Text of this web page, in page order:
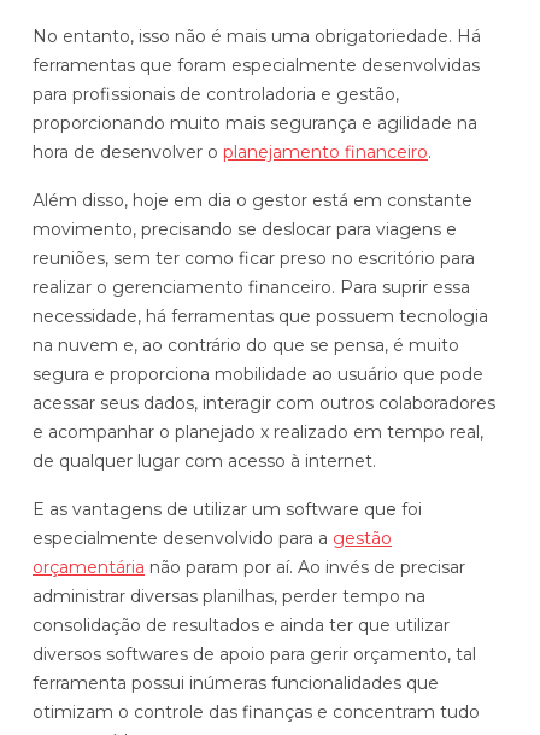
No entanto, isso não é mais uma obrigatoriedade. Há
ferramentas que foram especialmente desenvolvidas
para profissionais de controladoria e gestão,
proporcionando muito mais segurança e agilidade na
hora de desenvolver o planejamento financeiro.
Além disso, hoje em dia o gestor está em constante
movimento, precisando se deslocar para viagens e
reuniões, sem ter como ficar preso no escritório para
realizar o gerenciamento financeiro. Para suprir essa
necessidade, há ferramentas que possuem tecnologia
na nuvem e, ao contrário do que se pensa, é muito
segura e proporciona mobilidade ao usuário que pode
acessar seus dados, interagir com outros colaboradores
e acompanhar o planejado x realizado em tempo real,
de qualquer lugar com acesso à internet.
E as vantagens de utilizar um software que foi
especialmente desenvolvido para a gestão
orçamentária não param por aí. Ao invés de precisar
administrar diversas planilhas, perder tempo na
consolidação de resultados e ainda ter que utilizar
diversos softwares de apoio para gerir orçamento, tal
ferramenta possui inúmeras funcionalidades que
otimizam o controle das finanças e concentram tudo